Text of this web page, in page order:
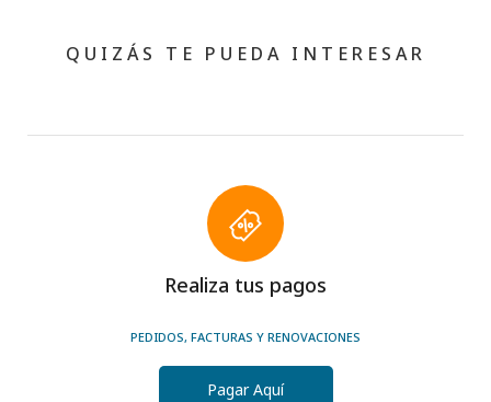
QUIZÁS TE PUEDA INTERESAR
Realiza tus pagos
PEDIDOS, FACTURAS Y RENOVACIONES
Pagar Aquí